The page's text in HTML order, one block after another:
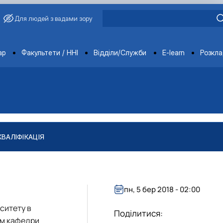
Для людей з вадами зору
Факультети / ННІ Відділи/Служби E-learn
якістю і безпечністю продукції …
в
кафедри
пн, 5 бер 2018 - 02:00
Поділитися: